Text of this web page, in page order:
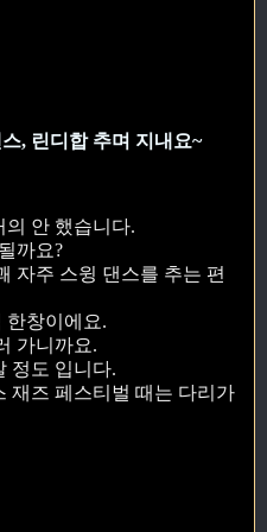
, 린디합 추며 지내요~
의 안 했습니다.
까요?
자주 스윙 댄스를 추는 편
한창이에요.
가니까요.
정도 입니다.
재즈 페스티벌 때는 다리가